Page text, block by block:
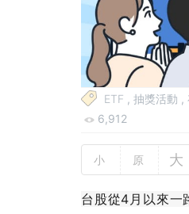
ETF , 抽獎活動 ,
6,912
小 原 大
台股從4月以來一